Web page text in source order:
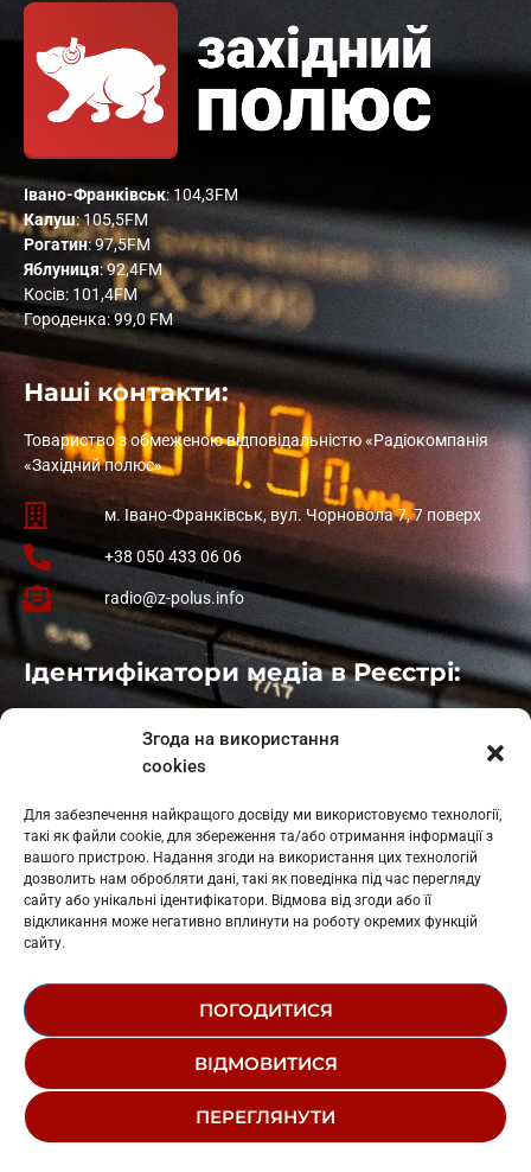
Згода на використання
cookies
Для забезпечення найкращого досвіду ми використовуємо технології,
такі як файли cookie, для збереження та/або отримання інформації з
вашого пристрою. Надання згоди на використання цих технологій
дозволить нам обробляти дані, такі як поведінка під час перегляду
сайту або унікальні ідентифікатори. Відмова від згоди або її
відкликання може негативно вплинути на роботу окремих функцій
сайту.
ПОГОДИТИСЯ
ВІДМОВИТИСЯ
ПЕРЕГЛЯНУТИ
Івано-Франківськ: 104,3FM
Калуш: 105,5FM
Рогатин: 97,5FM
Яблуниця: 92,4FM
Косів: 101,4FM
Городенка: 99,0 FM
Наші контакти:
Товариство з обмеженою відповідальністю «Радіокомпанія
«Західний полюс»
м. Івано-Франківськ, вул. Чорновола 7, 7 поверх
+38 050 433 06 06
radio@z-polus.info
Ідентифікатори медіа в Реєстрі:
: L11-01410
: L11-01801
Косів: L11-01805
Гарасимів: L11-02274
© 1995-2026 РК «ЗАХІДНИЙ ПОЛЮС»
РЕДАКЦІЙНИЙ СТАТУТ
СТРУКТУРА ВЛАСНОСТІ